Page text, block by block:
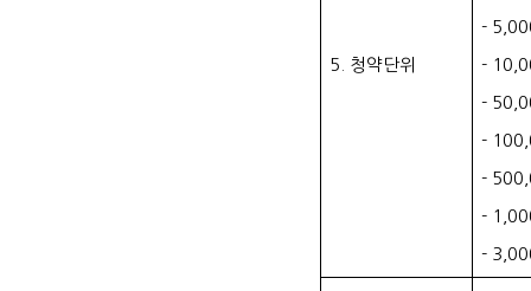
5. 청약단위
-
-
-
-
-
-
-